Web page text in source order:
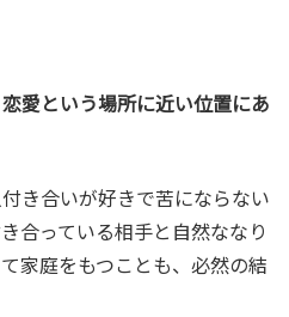
愛という場所に近い位置にあ
き合いが好きで苦にならない
合っている相手と自然ななり
家庭をもつことも、必然の結